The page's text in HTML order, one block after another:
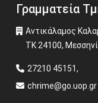
Γραμματεία
Αντικάλαμος
ΤΚ 24100,
27210 45151,
chrime@go.uop.gr